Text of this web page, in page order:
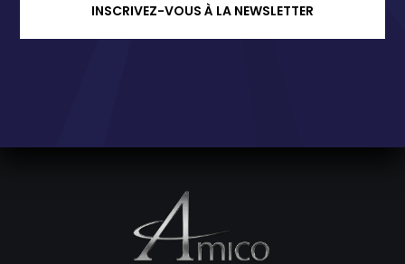
INSCRIVEZ-VOUS À LA NEWSLETTER